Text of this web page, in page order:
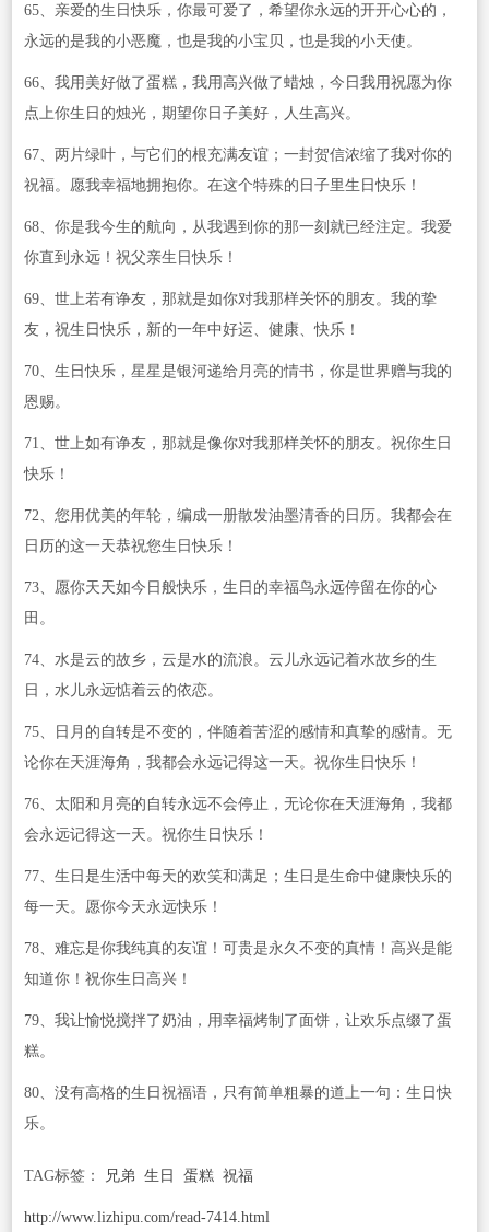
65、亲爱的生日快乐，你最可爱了，希望你永远的开开心心的，
永远的是我的小恶魔，也是我的小宝贝，也是我的小天使。
66、我用美好做了蛋糕，我用高兴做了蜡烛，今日我用祝愿为你
点上你生日的烛光，期望你日子美好，人生高兴。
67、两片绿叶，与它们的根充满友谊；一封贺信浓缩了我对你的
祝福。愿我幸福地拥抱你。在这个特殊的日子里生日快乐！
68、你是我今生的航向，从我遇到你的那一刻就已经注定。我爱
你直到永远！祝父亲生日快乐！
69、世上若有诤友，那就是如你对我那样关怀的朋友。我的挚
友，祝生日快乐，新的一年中好运、健康、快乐！
70、生日快乐，星星是银河递给月亮的情书，你是世界赠与我的
恩赐。
71、世上如有诤友，那就是像你对我那样关怀的朋友。祝你生日
快乐！
72、您用优美的年轮，编成一册散发油墨清香的日历。我都会在
日历的这一天恭祝您生日快乐！
73、愿你天天如今日般快乐，生日的幸福鸟永远停留在你的心
田。
74、水是云的故乡，云是水的流浪。云儿永远记着水故乡的生
日，水儿永远惦着云的依恋。
75、日月的自转是不变的，伴随着苦涩的感情和真挚的感情。无
论你在天涯海角，我都会永远记得这一天。祝你生日快乐！
76、太阳和月亮的自转永远不会停止，无论你在天涯海角，我都
会永远记得这一天。祝你生日快乐！
77、生日是生活中每天的欢笑和满足；生日是生命中健康快乐的
每一天。愿你今天永远快乐！
78、难忘是你我纯真的友谊！可贵是永久不变的真情！高兴是能
知道你！祝你生日高兴！
79、我让愉悦搅拌了奶油，用幸福烤制了面饼，让欢乐点缀了蛋
糕。
80、没有高格的生日祝福语，只有简单粗暴的道上一句：生日快
乐。
TAG标签： 兄弟 生日 蛋糕 祝福
http://www.lizhipu.com/read-7414.html